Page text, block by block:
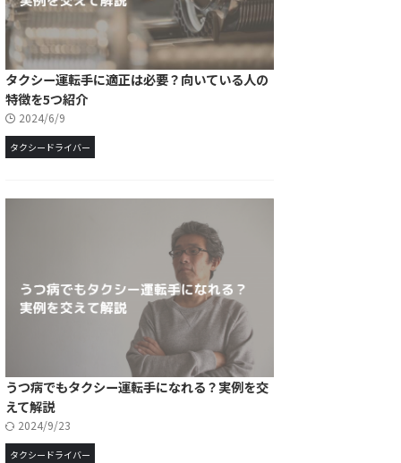
タクシー運転手に適正は必要？向いている人の
特徴を5つ紹介
2024/6/9
タクシードライバー
うつ病でもタクシー運転手になれる？実例を交
えて解説
2024/9/23
タクシードライバー